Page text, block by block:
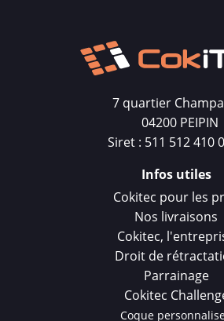
7 quartier
04200 PEIPIN
Siret : 511 512 410
Infos utiles
Cokitec pour les
Nos livraisons
Cokitec,
Droit de
Parrainage
Cokitec
Coque